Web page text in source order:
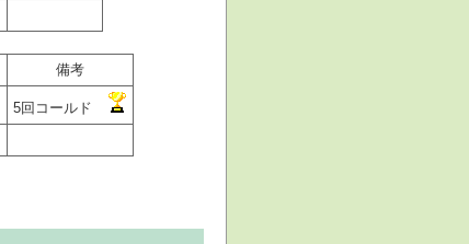
備考
5回コールド